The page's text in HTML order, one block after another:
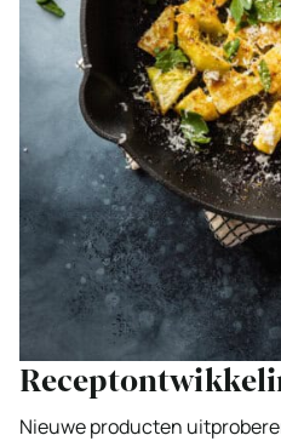
Nieuwe producten